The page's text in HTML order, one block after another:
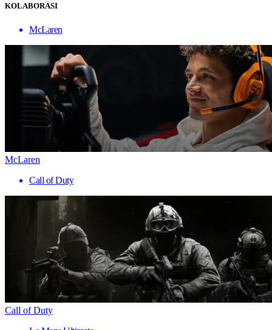
KOLABORASI
McLaren
McLaren
Call of Duty
Call of Duty